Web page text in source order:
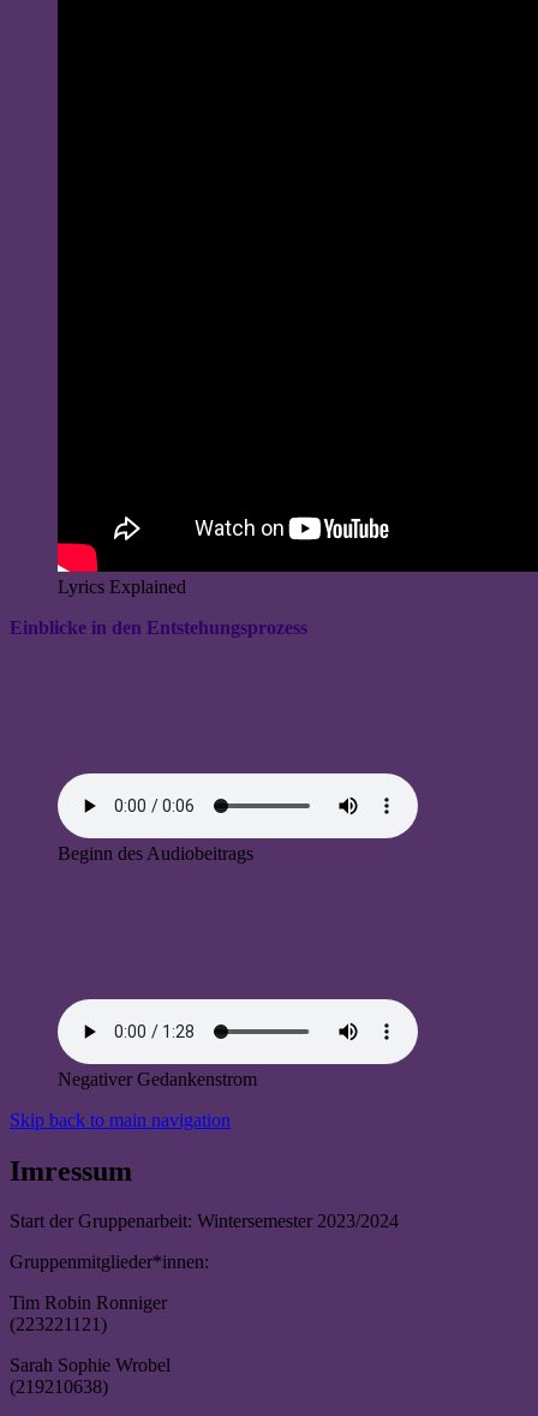
Lyrics Explained
Einblicke in den Entstehungsprozess
Beginn des Audiobeitrags
Negativer Gedankenstrom
Skip back to main navigation
Imressum
Start der Gruppenarbeit: Wintersemester 2023/2024
Gruppenmitglieder*innen:
Tim Robin Ronniger
(223221121)
Sarah Sophie Wrobel
(219210638)